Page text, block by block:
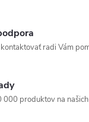
radi Vám
000 produktov na